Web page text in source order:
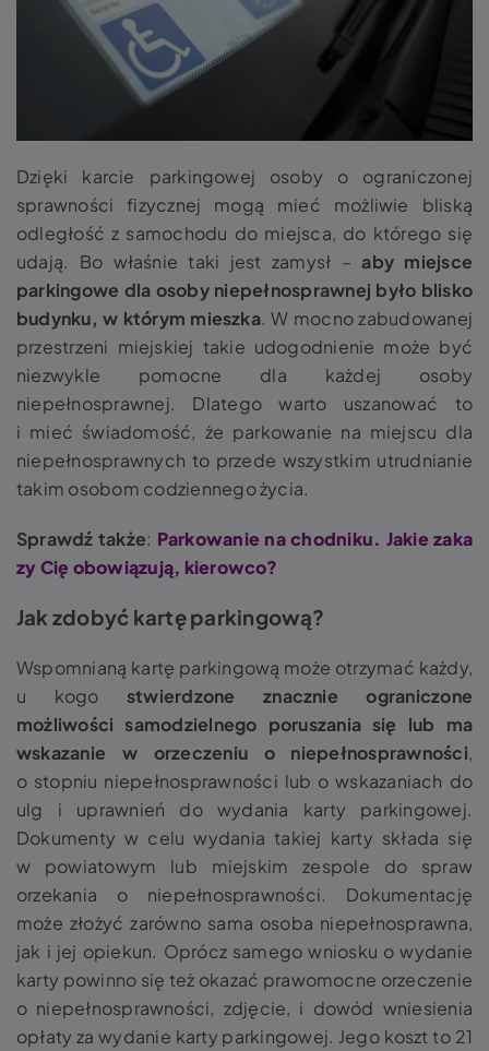
Dzięki karcie parkingowej osoby o ograniczonej
sprawności fizycznej mogą mieć możliwie bliską
odległość z samochodu do miejsca, do którego się
udają. Bo właśnie taki jest zamysł –aby miejsce
parkingowe dla osoby niepełnosprawnej było blisko
budynku, w którym mieszka. W mocno zabudowanej
przestrzeni miejskiej takie udogodnienie może być
niezwykle pomocne dla każdej osoby
niepełnosprawnej. Dlatego warto uszanować to
i mieć świadomość, że parkowanie na miejscu dla
niepełnosprawnych to przede wszystkim utrudnianie
takim osobom codziennego życia.
Sprawdź także: Parkowanie na chodniku. Jakie zaka
zy Cię obowiązują, kierowco?
Jak zdobyć kartę parkingową?
Wspomnianą kartę parkingową może otrzymać każdy,
u kogo stwierdzone znacznie ograniczone
możliwości samodzielnego poruszania się lub ma
wskazanie w orzeczeniu o niepełnosprawności,
o stopniu niepełnosprawności lub o wskazaniach do
ulg i uprawnień do wydania karty parkingowej.
Dokumenty w celu wydania takiej karty składa się
w powiatowym lub miejskim zespole do spraw
orzekania o niepełnosprawności. Dokumentację
może złożyć zarówno sama osoba niepełnosprawna,
jak i jej opiekun. Oprócz samego wniosku o wydanie
karty powinno się też okazać prawomocne orzeczenie
o niepełnosprawności, zdjęcie, i dowód wniesienia
opłaty za wydanie karty parkingowej. Jego koszt to 21